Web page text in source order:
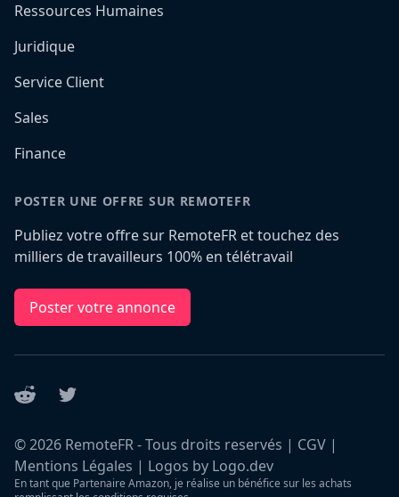
Ressources Humaines
Juridique
Service Client
Sales
Finance
POSTER UNE OFFRE SUR REMOTEFR
Publiez votre offre sur RemoteFR et touchez des
milliers de travailleurs 100% en télétravail
Poster votre annonce
Reddit Twitter
©2026 RemoteFR - Tous droits reservés | CGV |
Mentions Légales | Logos by Logo.dev
En tant que Partenaire Amazon, je réalise un bénéfice sur les achats